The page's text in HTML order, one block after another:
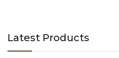
Latest Products